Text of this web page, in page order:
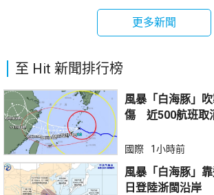
更多新聞
至 Hit 新聞排行榜
風暴「白海豚」
傷 近500航班取
國際 1小時前
風暴「白海豚」
日登陸浙閩沿岸